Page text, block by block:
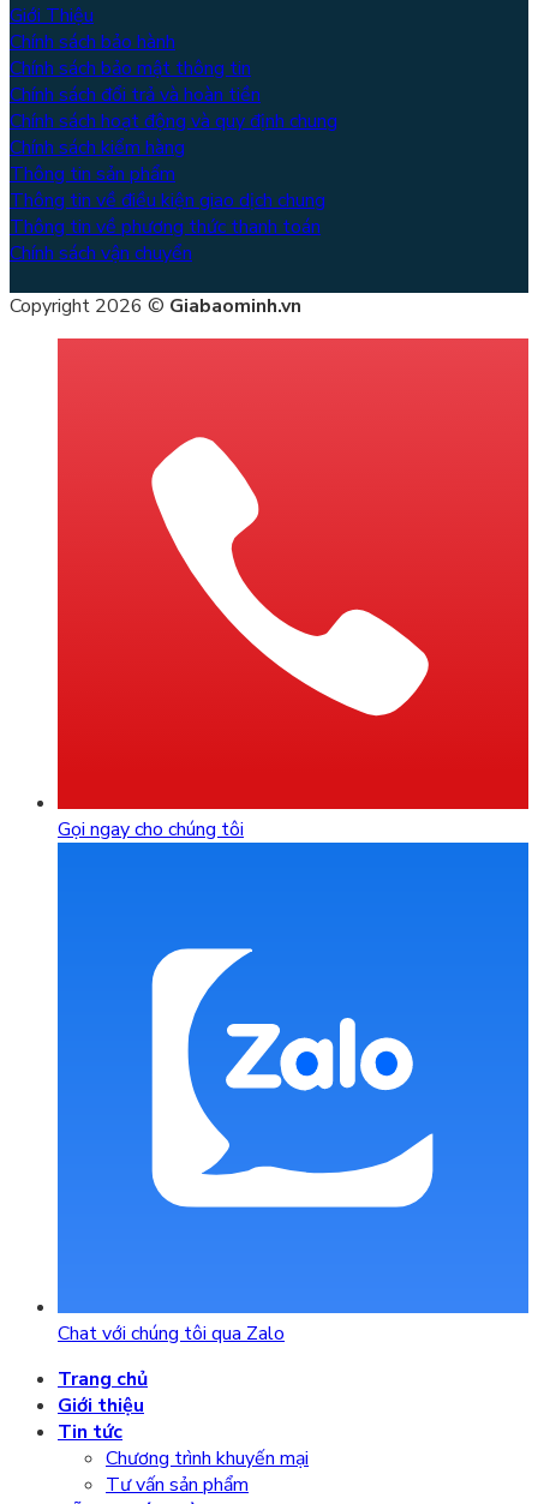
Giới Thiệu
Chính sách bảo hành
Chính sách bảo mật thông tin
Chính sách đổi trả và hoàn tiền
Chính sách hoạt động và quy định chung
Chính sách kiểm hàng
Thông tin sản phẩm
Thông tin về điều kiện giao dịch chung
Thông tin về phương thức thanh toán
Chính sách vận chuyển
Copyright 2026 © Giabaominh.vn
Gọi ngay cho chúng tôi
Chat với chúng tôi qua Zalo
Trang chủ
Giới thiệu
Tin tức
Chương trình khuyến mại
Tư vấn sản phẩm